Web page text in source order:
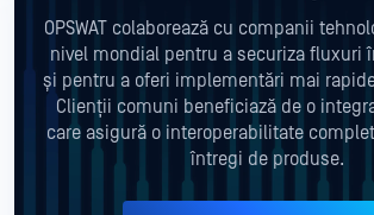
OPSWAT colaborează cu companii
nivel mondial pentru a securiza fluxuri
și pentru a oferi implementări mai
Clienții comuni beneficiază de o
care asigură o interoperabilitate
întregi de produse.